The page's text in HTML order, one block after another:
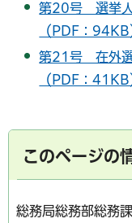
第20号 選挙人
（PDF：94KB
第21号 在外選
（PDF：41KB
このページの
総務局総務部総務課